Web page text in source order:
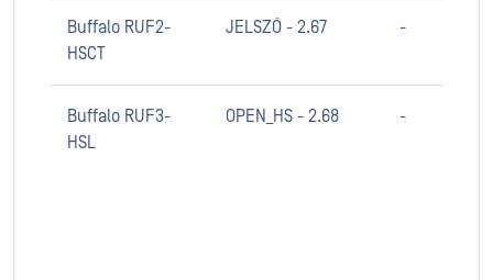
Buffalo RUF2-
HSCT
JELSZÓ - 2.67 -
Buffalo RUF3-
HSL
OPEN_HS - 2.68 -